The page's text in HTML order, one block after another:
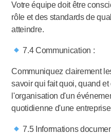
Votre équipe doit être
rôle et des standards de
atteindre.
7.4 Communication :
Communiquez clairement
savoir qui fait quoi, quand
l'organisation d'un
quotidienne d'une
7.5 Informations